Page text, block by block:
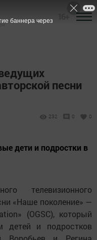
песни
232 0 0
дети и подростки в
телевизионного
«Наше поколение» —
(OGSC), который
детей и подростков
баннера через